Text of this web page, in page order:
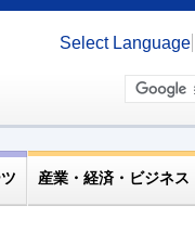
Select Language
産業・経済・ビジネス